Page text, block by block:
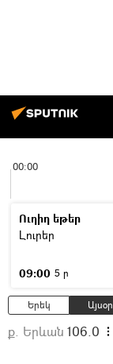
00:00
Ուղիղ եթեր
Լուրեր
09:00 5 ր
Երեկ Այսօր
ք. Երևան 106.0